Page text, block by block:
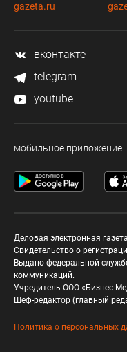
gazeta.ru
вконтакте
telegram
youtube
мобильное приложение
Деловая электронная
Свидетельство о
Выдано федеральной
коммуникаций.
Учредитель ООО «Бизнес
Шеф-редактор (главный
Политика о персональных